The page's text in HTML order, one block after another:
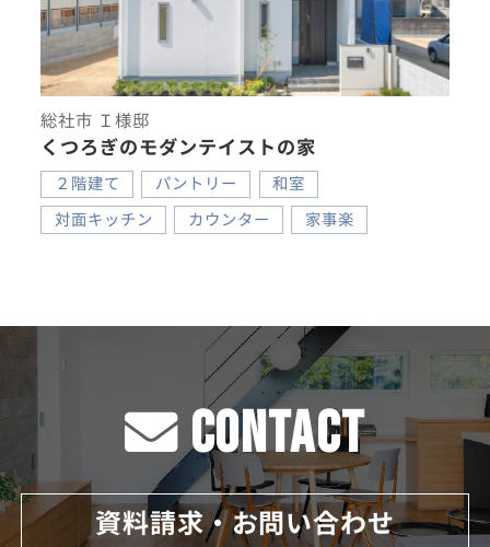
総社市 Ｉ様邸
くつろぎのモダンテイストの家
２階建て パントリー
和室
対面キッチン
カウンター 家事楽
CONTACT
資料請求・お問い合わせ